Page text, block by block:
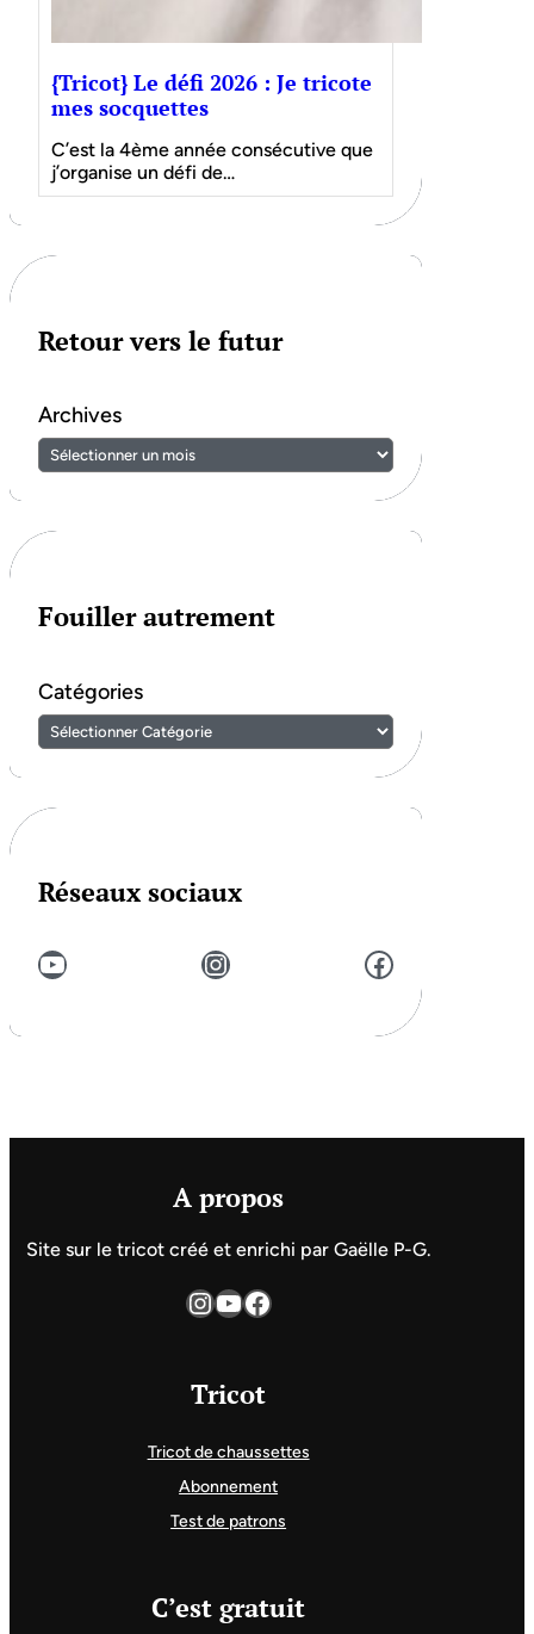
{Tricot} Le défi 2026 : Je tricote
mes socquettes
C’est la 4ème année consécutive que
j’organise un défi de…
Retour vers le futur
Archives
Fouiller autrement
Catégories
Réseaux sociaux
YouTube Instagram Facebook
A propos
Site sur le tricot créé et enrichi par Gaëlle P-G.
InstagramYouTube Facebook
Tricot
Tricot de chaussettes
Abonnement
Test de patrons
C’est gratuit